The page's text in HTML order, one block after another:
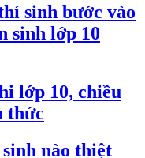
sinh bước vào
sinh lớp 10
lớp 10, chiều
thức
nào thiệt